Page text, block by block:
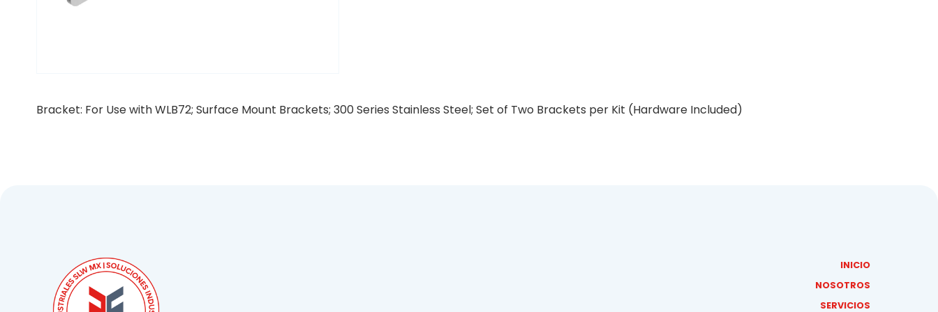
Bracket: For Use with WLB72; Surface Mount Brackets; 300 Series Stainless Steel; Set of Two Brackets per Kit (Hardware Included)
INICIO
NOSOTROS
SERVICIOS